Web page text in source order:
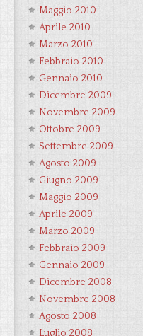
Maggio 2010
Aprile 2010
Marzo 2010
Febbraio 2010
Gennaio 2010
Dicembre 2009
Novembre 2009
Ottobre 2009
Settembre 2009
Agosto 2009
Giugno 2009
Maggio 2009
Aprile 2009
Marzo 2009
Febbraio 2009
Gennaio 2009
Dicembre 2008
Novembre 2008
Agosto 2008
Luglio 2008